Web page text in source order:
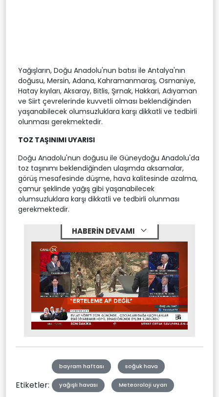
Yağışların, Doğu Anadolu'nun batısı ile Antalya'nın
doğusu, Mersin, Adana, Kahramanmaraş, Osmaniye,
Hatay kıyıları, Aksaray, Bitlis, Şırnak, Hakkari, Adıyaman
ve Siirt çevrelerinde kuvvetli olması beklendiğinden
yaşanabilecek olumsuzluklara karşı dikkatli ve tedbirli
olunması gerekmektedir.
TOZ TAŞINIMI UYARISI
Doğu Anadolu'nun doğusu ile Güneydoğu Anadolu'da
toz taşınımı beklendiğinden ulaşımda aksamalar,
görüş mesafesinde düşme, hava kalitesinde azalma,
çamur şeklinde yağış gibi yaşanabilecek
olumsuzluklara karşı dikkatli ve tedbirli olunması
gerekmektedir.
HABERİN DEVAMI
Mute Stream
Etiketler:
bayram haftası soğuk hava
yağışlı havası Meteoroloji uyarı